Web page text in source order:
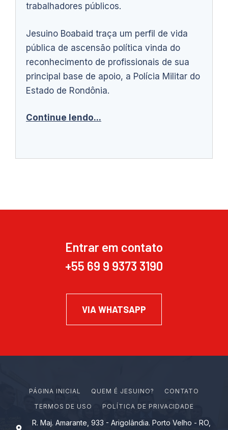
trabalhadores públicos.
Jesuino Boabaid traça um perfil de vida
pública de ascensão política vinda do
reconhecimento de profissionais de sua
principal base de apoio, a Polícia Militar do
Estado de Rondônia.
Continue lendo...
Entrar em contato
+55 69 9 9373 3190
VIA WHATSAPP
PÁGINA INICIAL Q U EM É J ES U I N O?
CONTATO
TERMOS DE USO
POLÍTICA DE PRIVACIDADE
R. Maj. Amarante, 933 - Arigolândia. Porto Velho - RO,